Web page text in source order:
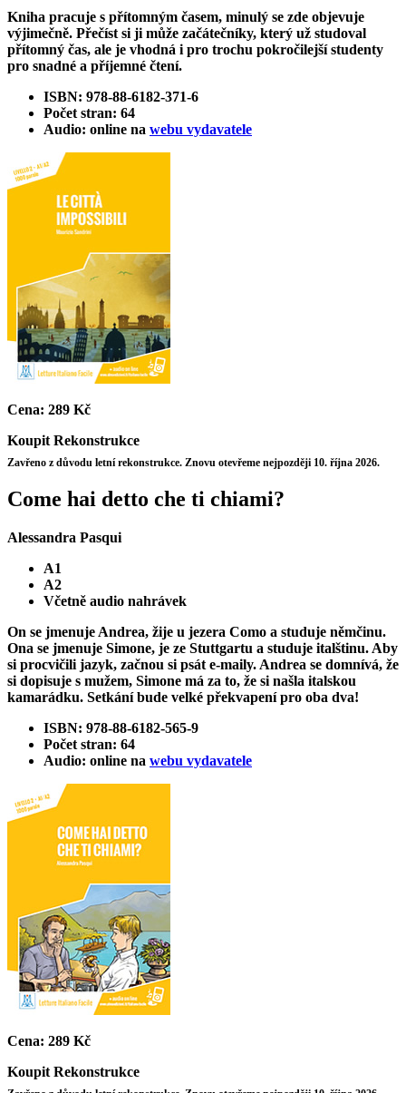
Kniha pracuje s přítomným časem, minulý se zde objevuje
výjimečně. Přečíst si ji může začátečníky, který už studoval
přítomný čas, ale je vhodná i pro trochu pokročilejší studenty
pro snadné a příjemné čtení.
ISBN: 978-88-6182-371-6
Počet stran: 64
Audio: online na webu vydavatele
Cena: 289 Kč
Koupit Rekonstrukce
Zavřeno z důvodu letní rekonstrukce. Znovu otevřeme nejpozději 10. října 2026.
Come hai detto che ti chiami?
Alessandra Pasqui
A1
A2
Včetně audio nahrávek
On se jmenuje Andrea, žije u jezera Como a studuje němčinu.
Ona se jmenuje Simone, je ze Stuttgartu a studuje italštinu. Aby
si procvičili jazyk, začnou si psát e-maily. Andrea se domnívá, že
si dopisuje s mužem, Simone má za to, že si našla italskou
kamarádku. Setkání bude velké překvapení pro oba dva!
ISBN: 978-88-6182-565-9
Počet stran: 64
Audio: online na webu vydavatele
Cena: 289 Kč
Koupit Rekonstrukce